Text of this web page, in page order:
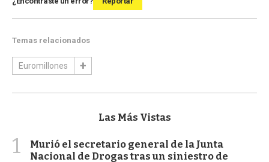
Temas relacionados
Euromillones
Las Más Vistas
1
Murió el secretario general de la Junta
Nacional de Drogas tras un siniestro de